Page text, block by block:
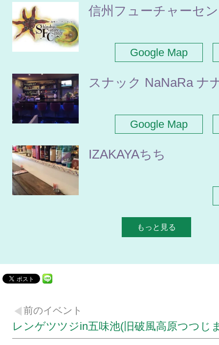
信州フューチャーセ
Google Map
スナック NaNaRa ナ
Google Map
IZAKAYAちち
もっと見る
前のイベント
レンゲツツジin五味池(旧破風高原つつじ